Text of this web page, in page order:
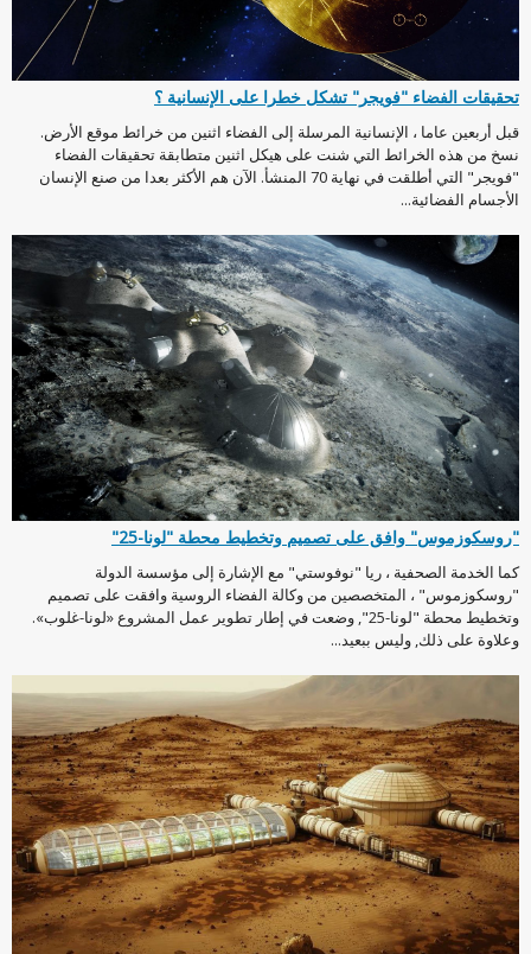
تحقيقات الفضاء "فويجر" تشكل خطرا على الإنسانية ؟
قبل أربعين عاما ، الإنسانية المرسلة إلى الفضاء اثنين من خرائط موقع الأرض.
نسخ من هذه الخرائط التي شنت على هيكل اثنين متطابقة تحقيقات الفضاء
"فويجر" التي أطلقت في نهاية 70 المنشأ. الآن هم الأكثر بعدا من صنع الإنسان
الأجسام الفضائية...
"روسكوزموس" وافق على تصميم وتخطيط محطة "لونا-25"
كما الخدمة الصحفية ، ريا "نوفوستي" مع الإشارة إلى مؤسسة الدولة
"روسكوزموس" ، المتخصصين من وكالة الفضاء الروسية وافقت على تصميم
وتخطيط محطة "لونا-25", وضعت في إطار تطوير عمل المشروع «لونا-غلوب».
وعلاوة على ذلك, وليس ببعيد...